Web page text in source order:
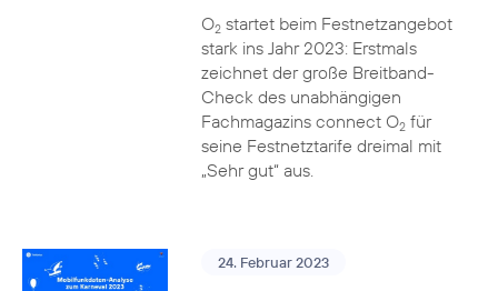
O2startet beim Festnetzangebot
stark ins Jahr 2023: Erstmals
zeichnet der große Breitband-
Check des unabhängigen
Fachmagazins connect O2für
seine Festnetztarife dreimal mit
„Sehr gut“ aus.
24. Februar 2023